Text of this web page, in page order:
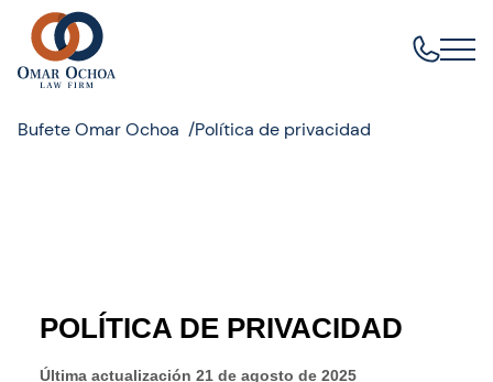
Bufete Omar Ochoa Política de privacidad